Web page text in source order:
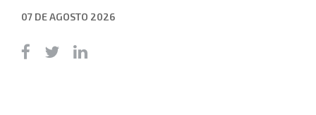
07 DE AGOSTO 2026